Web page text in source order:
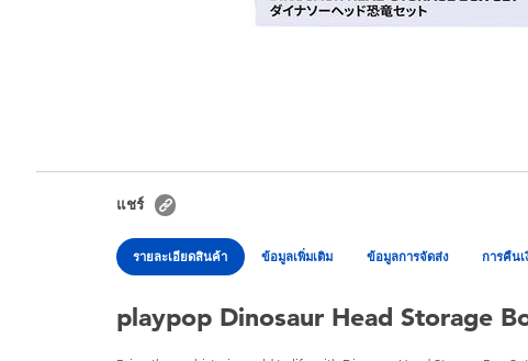
แชร์
รายละเอียดสินค้า ข้อมูลเพิ่มเติม ข้อมูลการจัดส่ง การคืน
playpop Dinosaur Head Storage